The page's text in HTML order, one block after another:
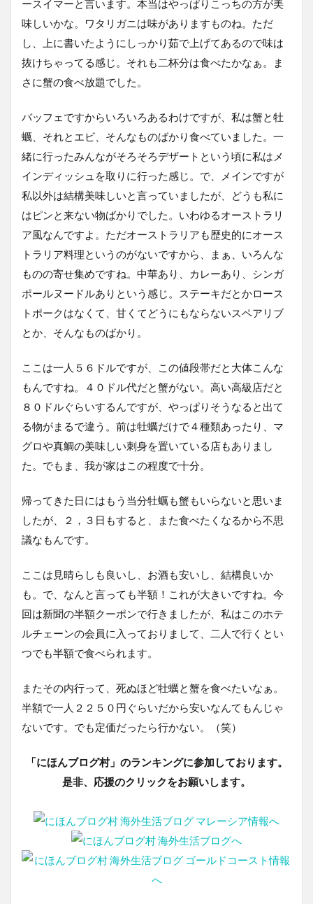
ースイマーと言います。本当はやっぱりこっちの方が美
味しいかな。ワタリガニは味がありますものね。ただ
し、上に書いたようにしっかり茹で上げてあるので味は
抜けちゃってる感じ。それも二杯分は食べたかなぁ。ま
さに蟹の食べ放題でした。
バッフェですからいろいろあるわけですが、私は蟹と牡
蠣、それとエビ、そんなものばかり食べていました。一
緒に行ったみんながそろそろデザートという頃に私はメ
インディッシュを取りに行った感じ。で、メインですが
私以外は結構美味しいと言っていましたが、どうも私に
はピンと来ない物ばかりでした。いわゆるオーストラリ
ア風なんですよ。ただオーストラリアも歴史的にオース
トラリア料理というのがないですから、まぁ、いろんな
ものの寄せ集めですね。中華あり、カレーあり、シンガ
ポールヌードルありという感じ。ステーキだとかロース
トポークはなくて、甘くてどうにもならないスペアリブ
とか、そんなものばかり。
ここは一人５６ドルですが、この値段帯だと大体こんな
もんですね。４０ドル代だと蟹がない。高い高級店だと
８０ドルぐらいするんですが、やっぱりそうなると出て
る物がまるで違う。前は牡蠣だけで４種類あったり、マ
グロや真鯛の美味しい刺身を置いている店もありまし
た。でもま、我が家はこの程度で十分。
帰ってきた日にはもう当分牡蠣も蟹もいらないと思いま
したが、２，３日もすると、また食べたくなるから不思
議なもんです。
ここは見晴らしも良いし、お酒も安いし、結構良いか
も。で、なんと言っても半額！これが大きいですね。今
回は新聞の半額クーポンで行きましたが、私はこのホテ
ルチェーンの会員に入っておりまして、二人で行くとい
つでも半額で食べられます。
またその内行って、死ぬほど牡蠣と蟹を食べたいなぁ。
半額で一人２２５０円ぐらいだから安いなんてもんじゃ
ないです。でも定価だったら行かない。（笑）
「にほんブログ村」のランキングに参加しております。
是非、応援のクリックをお願いします。